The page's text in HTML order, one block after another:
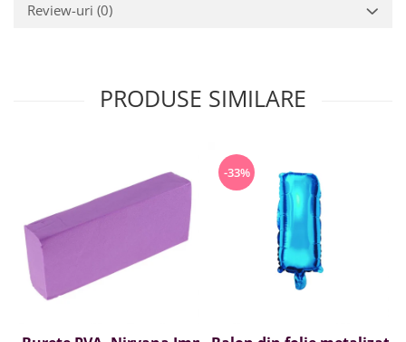
Review-uri (0)
PRODUSE SIMILARE
-33%